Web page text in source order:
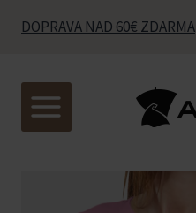
DOPRAVA NAD 60€ ZDARMA